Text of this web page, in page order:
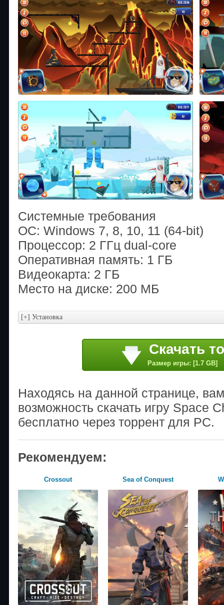
Системные требования
ОС: Windows 7, 8, 10, 11 (64-bit)
Процессор: 2 ГГц dual-core
Оперативная память: 1 ГБ
Видеокарта: 2 ГБ
Место на диске: 200 МБ
Скачать
Размер игры: [1.7 GB]
Находясь на данной странице,
возможность скачать игру Space
бесплатно через торрент для PC.
Рекомендуем:
Crossout Sea of Conquest